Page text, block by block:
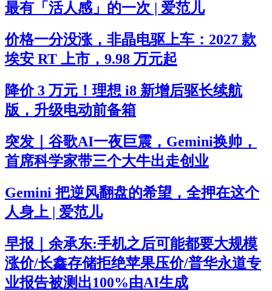
最有「活人感」的一次 | 爱范儿
价格一分没涨，非晶电驱上车：2027 款
埃安 RT 上市，9.98 万元起
降价 3 万元！理想 i8 新增后驱长续航
版，升级电动前备箱
突发｜谷歌AI一夜巨震，Gemini换帅，
首席科学家带三个大牛出走创业
Gemini 把逆风翻盘的希望，全押在这个
人身上 | 爱范儿
早报｜余承东:手机之后可能都要大规模
涨价/长鑫存储拒绝苹果压价/普华永道专
业报告被测出100%由AI生成